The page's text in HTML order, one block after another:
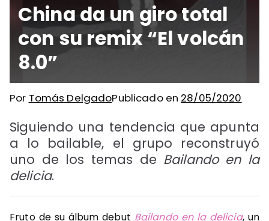
China da un giro total
con su remix “El volcán
8.0”
Por Tomás DelgadoPublicado en 28/05/2020
Siguiendo una tendencia que apunta
a lo bailable, el grupo reconstruyó
uno de los temas de Bailando en la
delicia.
Fruto de su álbum debut Bailando en la delicia, un